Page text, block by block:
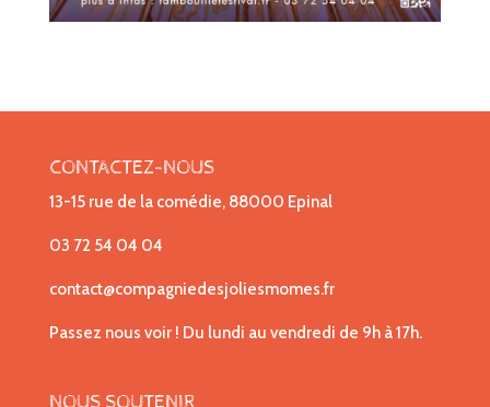
CONTACTEZ-NOUS
13-15 rue de la comédie, 88000 Epinal
03 72 54 04 04
contact@compagniedesjoliesmomes.fr
Passez nous voir ! Du lundi au vendredi de 9h à 17h.
NOUS SOUTENIR